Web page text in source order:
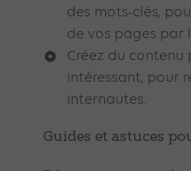
des mots-clés,
de vos pages par
Créez du
intéressant, pour
internautes.
Guides et astuces